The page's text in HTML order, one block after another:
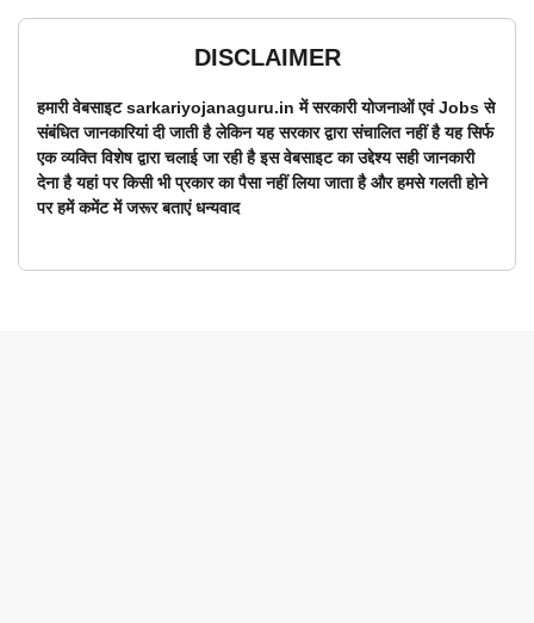
DISCLAIMER
हमारी वेबसाइट sarkariyojanaguru.in में सरकारी योजनाओं एवं Jobs से
संबंधित जानकारियां दी जाती है लेकिन यह सरकार द्वारा संचालित नहीं है यह सिर्फ
एक व्यक्ति विशेष द्वारा चलाई जा रही है इस वेबसाइट का उद्देश्य सही जानकारी
देना है यहां पर किसी भी प्रकार का पैसा नहीं लिया जाता है और हमसे गलती होने
पर हमें कमेंट में जरूर बताएं धन्यवाद